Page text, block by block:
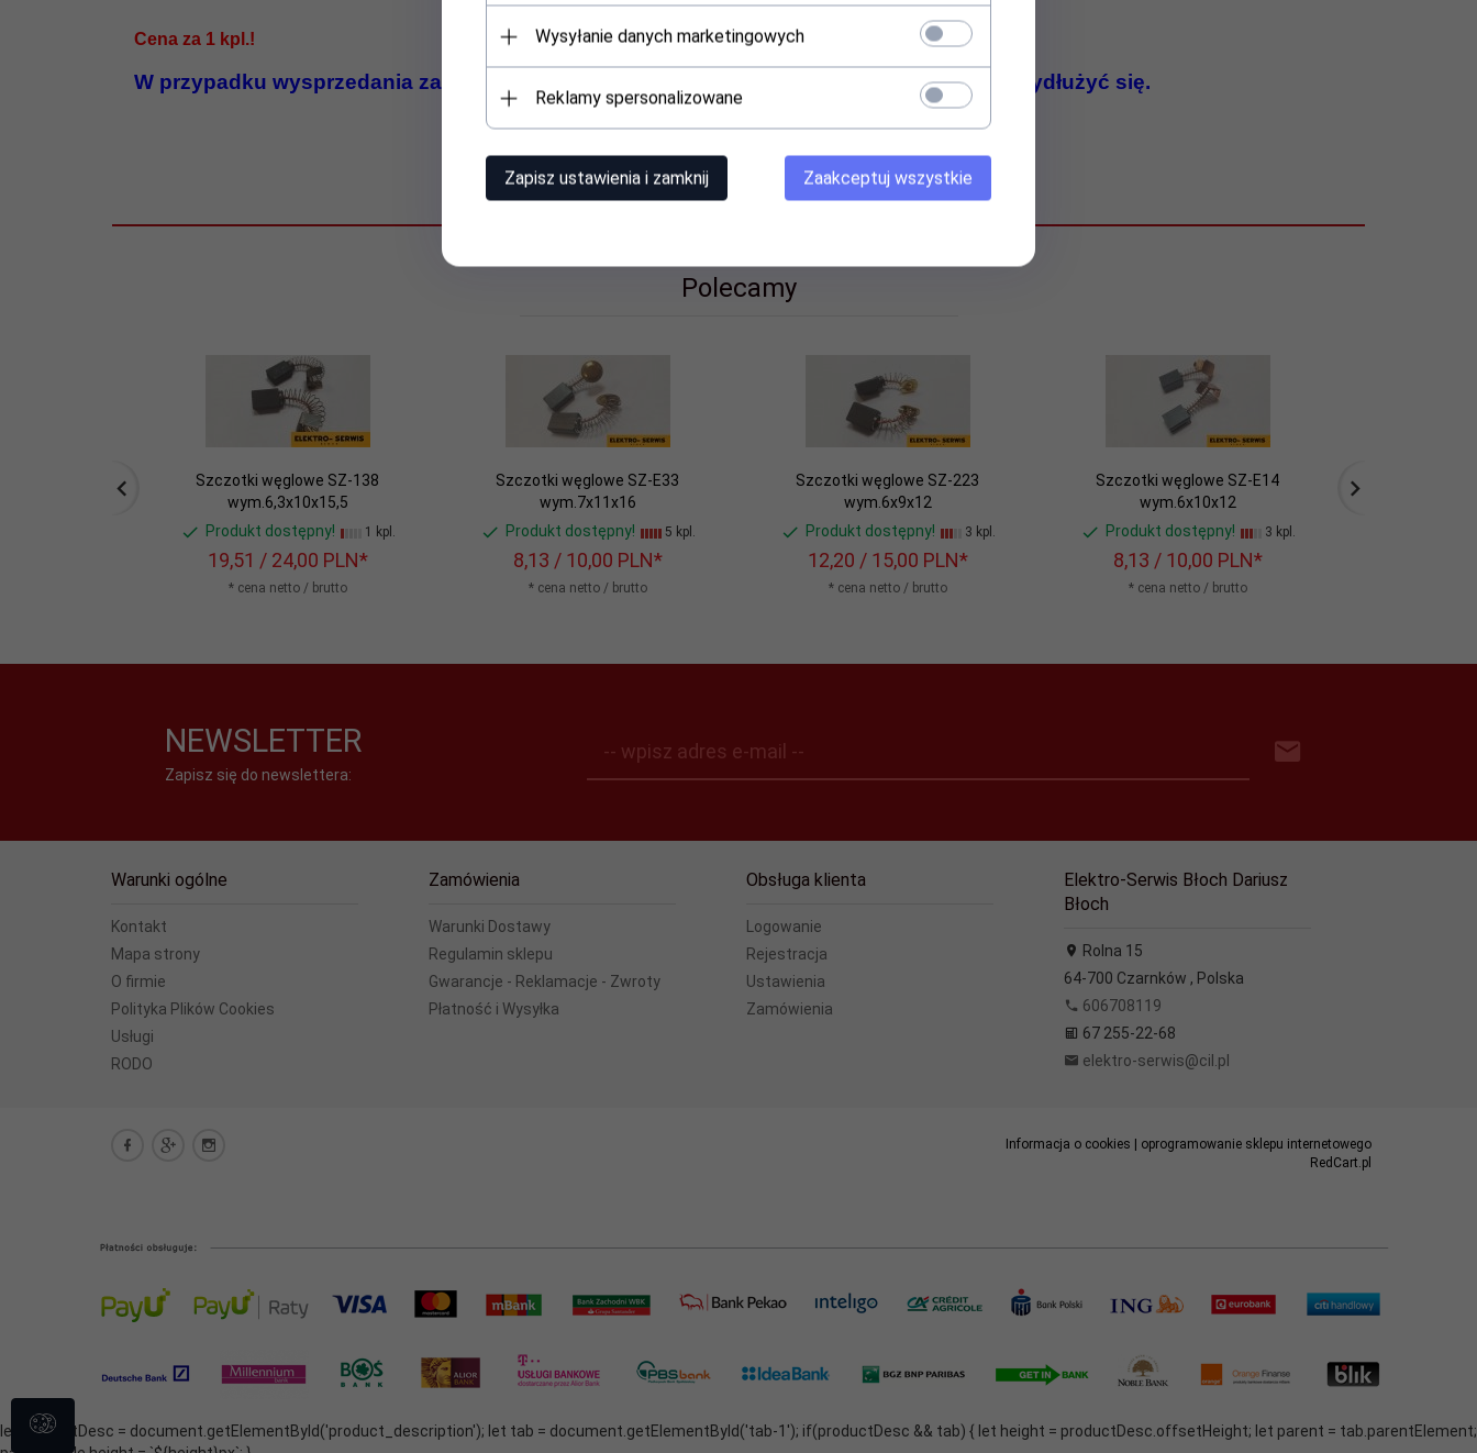
Cena za 1 kpl.!
W przypadku wysprzedania zapasu magazynowego termin realizacji może nieznacznie wydłużyć się.
Polecamy
Szczotki węglowe SZ-138
wym.6,3x10x15,5
Produkt dostępny!
1 kpl.
19,51 / 24,00 PLN*
* cena netto / brutto
Szczotki węglowe SZ-E33
wym.7x11x16
Produkt dostępny!
5 kpl.
8,13 / 10,00 PLN*
* cena netto / brutto
Szczotki węglowe SZ-223
wym.6x9x12
Produkt dostępny!
3 kpl.
12,20 / 15,00 PLN*
* cena netto / brutto
Szczotki węglowe SZ-E14
wym.6x10x12
Produkt dostępny!
3 kpl.
8,13 / 10,00 PLN*
* cena netto / brutto
NEWSLETTER
Zapisz się do newslettera:
-- wpisz adres e-mail --
Warunki ogólne
Kontakt
Mapa strony
O firmie
Polityka Plików Cookies
Usługi
RODO
Zamówienia
Warunki Dostawy
Regulamin sklepu
Gwarancje - Reklamacje - Zwroty
Płatność i Wysyłka
Obsługa klienta
Logowanie
Rejestracja
Ustawienia
Zamówienia
Elektro-Serwis Błoch Dariusz
Błoch
Rolna 15
64-700 Czarnków , Polska
606708119
67 255-22-68
elektro-serwis@cil.pl
Informacja o cookies
oprogramowanie sklepu internetowego
RedCart.pl
Wysyłanie danych marketingowych
Reklamy spersonalizowane
Zapisz ustawienia i zamknij Zaakceptuj wszystkie
let productDesc = document.getElementById('product_description'); let tab = document.getElementById('tab-1'); if(productDesc && tab) { let height = productDesc.offsetHeight; let parent = tab.parentElement;